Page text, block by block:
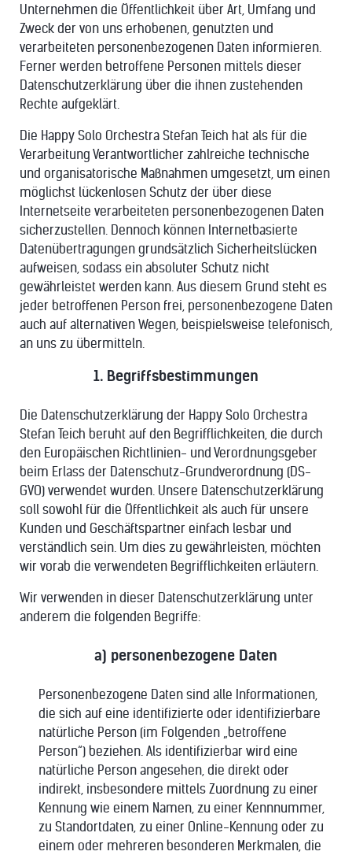
Unternehmen die Öffentlichkeit über Art, Umfang und
Zweck der von uns erhobenen, genutzten und
verarbeiteten personenbezogenen Daten informieren.
Ferner werden betroffene Personen mittels dieser
Datenschutzerklärung über die ihnen zustehenden
Rechte aufgeklärt.
Die Happy Solo Orchestra Stefan Teich hat als für die
Verarbeitung Verantwortlicher zahlreiche technische
und organisatorische Maßnahmen umgesetzt, um einen
möglichst lückenlosen Schutz der über diese
Internetseite verarbeiteten personenbezogenen Daten
sicherzustellen. Dennoch können Internetbasierte
Datenübertragungen grundsätzlich Sicherheitslücken
aufweisen, sodass ein absoluter Schutz nicht
gewährleistet werden kann. Aus diesem Grund steht es
jeder betroffenen Person frei, personenbezogene Daten
auch auf alternativen Wegen, beispielsweise telefonisch,
an uns zu übermitteln.
1. Begriffsbestimmungen
Die Datenschutzerklärung der Happy Solo Orchestra
Stefan Teich beruht auf den Begrifflichkeiten, die durch
den Europäischen Richtlinien- und Verordnungsgeber
beim Erlass der Datenschutz-Grundverordnung (DS-
GVO) verwendet wurden. Unsere Datenschutzerklärung
soll sowohl für die Öffentlichkeit als auch für unsere
Kunden und Geschäftspartner einfach lesbar und
verständlich sein. Um dies zu gewährleisten, möchten
wir vorab die verwendeten Begrifflichkeiten erläutern.
Wir verwenden in dieser Datenschutzerklärung unter
anderem die folgenden Begriffe:
a) personenbezogene Daten
Personenbezogene Daten sind alle Informationen,
die sich auf eine identifizierte oder identifizierbare
natürliche Person (im Folgenden „betroffene
Person“) beziehen. Als identifizierbar wird eine
natürliche Person angesehen, die direkt oder
indirekt, insbesondere mittels Zuordnung zu einer
Kennung wie einem Namen, zu einer Kennnummer,
zu Standortdaten, zu einer Online-Kennung oder zu
einem oder mehreren besonderen Merkmalen, die